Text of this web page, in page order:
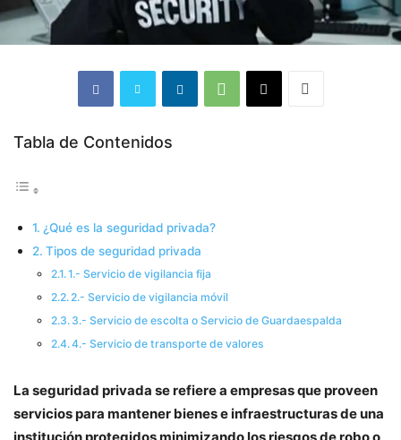
Tabla de Contenidos
¿Qué es la seguridad privada?
Tipos de seguridad privada
1.- Servicio de vigilancia fija
2.- Servicio de vigilancia móvil
3.- Servicio de escolta o Servicio de Guardaespalda
4.- Servicio de transporte de valores
La seguridad privada se refiere a empresas que proveen
servicios para mantener bienes e infraestructuras de una